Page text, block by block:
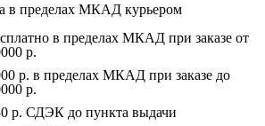
в пределах МКАД курьером
в пределах МКАД при заказе от
р.
р. в пределах МКАД при заказе до
р.
р. СДЭК до пункта выдачи